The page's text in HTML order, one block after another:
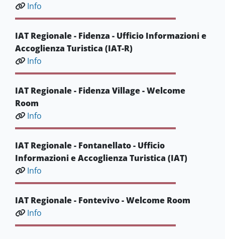
Info
IAT Regionale - Fidenza - Ufficio Informazioni e
Accoglienza Turistica (IAT-R)
Info
IAT Regionale - Fidenza Village - Welcome
Room
Info
IAT Regionale - Fontanellato - Ufficio
Informazioni e Accoglienza Turistica (IAT)
Info
IAT Regionale - Fontevivo - Welcome Room
Info